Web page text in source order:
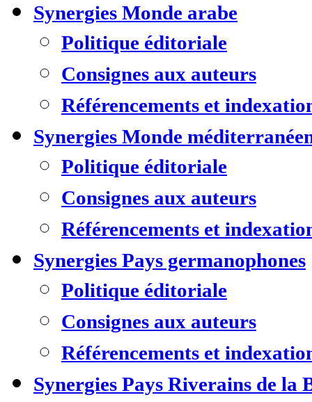
Synergies Monde arabe
Politique éditoriale
Consignes aux auteurs
Référencements et
Synergies Monde
Politique éditoriale
Consignes aux auteurs
Référencements et
Synergies Pays germanophones
Politique éditoriale
Consignes aux auteurs
Référencements et
Synergies Pays Riverains de la